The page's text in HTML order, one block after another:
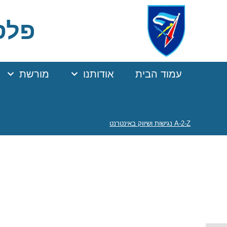
עמוד הבית אודותנו מורשת
A-2-Z נגישות ושיווק באינטרנט